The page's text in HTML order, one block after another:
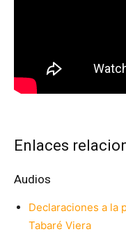
Enlaces
Audios
Declaraciones a la
Tabaré Viera